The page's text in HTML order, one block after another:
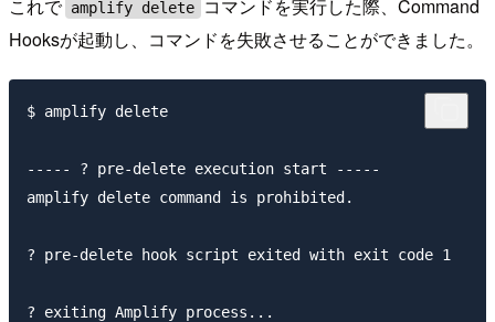
これで amplify delete
コマンドを実行した際、Command
Hooksが起動し、コマンドを失敗させることができました。
$ amplify delete
----- ? pre-delete execution start -----
amplify delete command is prohibited.
? pre-delete hook script exited with exit code 1